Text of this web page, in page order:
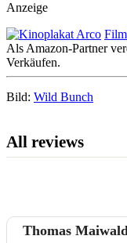
Anzeige
Als Amazon-Partner
Verkäufen.
Bild: Wild Bunch
All reviews
Thomas Maiwald